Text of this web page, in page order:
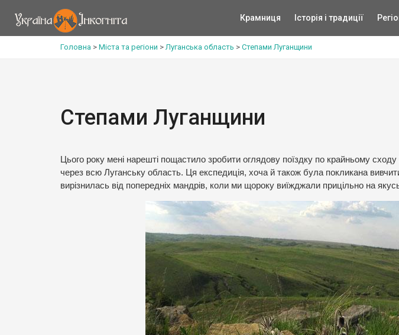
Крамниця Історія і традиції
Головна > Міста та регіони >Луганська область > Степами Луганщини
Степами Луганщини
Цього року мені нарешті пощастило зробити оглядову поїздку по крайньому
через всю Луганську область. Ця експедиція, хоча й також була покликана
вирізнилась від попередніх мандрів, коли ми щороку виїжджали прицільно на